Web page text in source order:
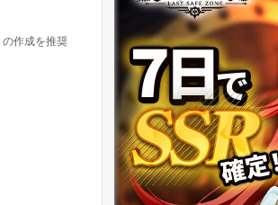
作成を推奨